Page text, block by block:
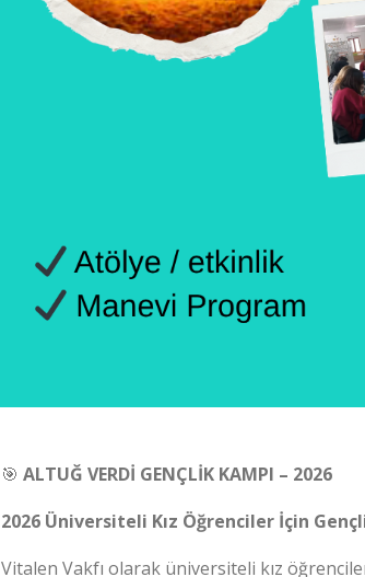
🎯 ALTUĞ VERDİ GENÇLİK KAMPI – 2026
2026 Üniversiteli Kız Öğrenciler İçin
Vitalen Vakfı olarak üniversiteli kız